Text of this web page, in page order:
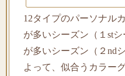
12タイプのパーソナル
が多いシーズン（１st
が多いシーズン（２nd
よって、似合うカラー